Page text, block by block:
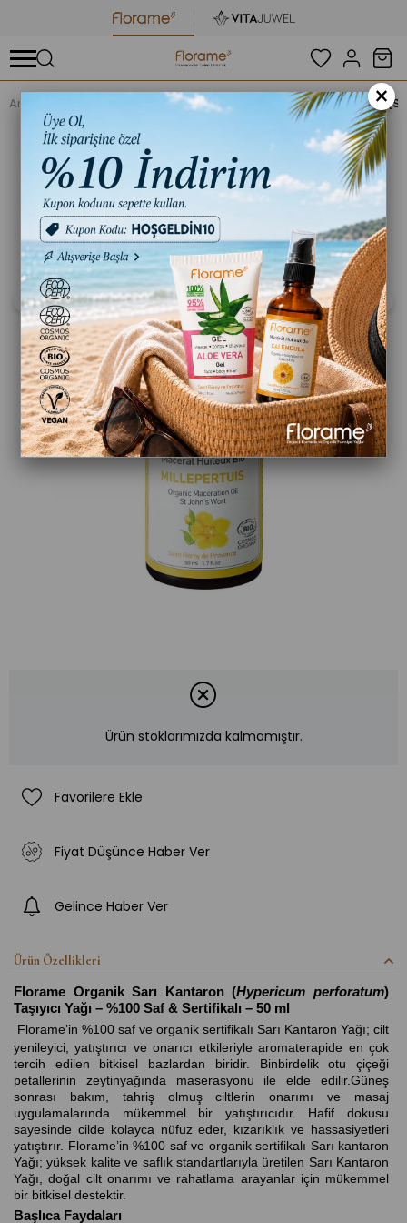
Anasayfa Organik Aromaterapi
Organik Sarı Kantaron Yağı (St. John's Wort)-
Hypericum perforatum-50 ml
Ürün stoklarımızda kalmamıştır.
Favorilere Ekle
Fiyat Düşünce Haber Ver
Gelince Haber Ver
Ürün Özellikleri
Florame Organik Sarı Kantaron (Hypericum perforatum)
Taşıyıcı Yağı – %100 Saf & Sertifikalı – 50 ml
Florame’in %100 saf ve organik sertifikalı Sarı Kantaron Yağı; cilt
yenileyici, yatıştırıcı ve onarıcı etkileriyle aromaterapide en çok
tercih edilen bitkisel bazlardan biridir. Binbirdelik otu çiçeği
petallerinin zeytinyağında maserasyonu ile elde edilir.Güneş
sonrası bakım, tahriş olmuş ciltlerin onarımı ve masaj
uygulamalarında mükemmel bir yatıştırıcıdır. Hafif dokusu
sayesinde cilde kolayca nüfuz eder, kızarıklık ve hassasiyetleri
yatıştırır. Florame’in %100 saf ve organik sertifikalı Sarı kantaron
Yağı; yüksek kalite ve saflık standartlarıyla üretilen Sarı Kantaron
Yağı, doğal cilt onarımı ve rahatlama arayanlar için mükemmel
bir bitkisel destektir.
Başlıca Faydaları
×